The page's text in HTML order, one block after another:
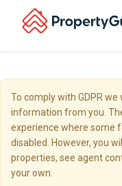
To comply with GDPR
information from you.
experience where some
disabled. However, you
properties, see agent
your own.